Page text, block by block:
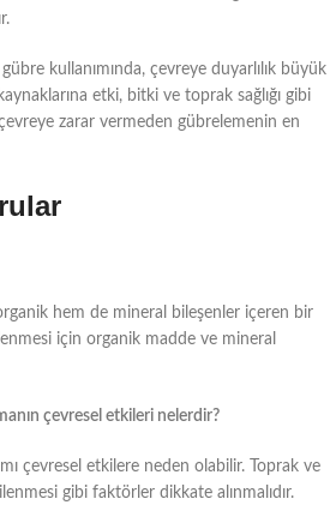
kullanımında, çevreye duyarlılık büyük
etki, bitki ve toprak sağlığı gibi
zarar vermeden gübrelemenin en
hem de mineral bileşenler içeren bir
için organik madde ve mineral
çevresel etkileri nelerdir?
çevresel etkilere neden olabilir. Toprak ve
gibi faktörler dikkate alınmalıdır.